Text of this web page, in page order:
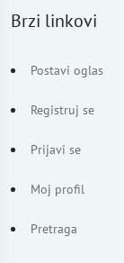
Brzi linkovi
Postavi oglas
Registruj se
Prijavi se
Moj profil
Pretraga